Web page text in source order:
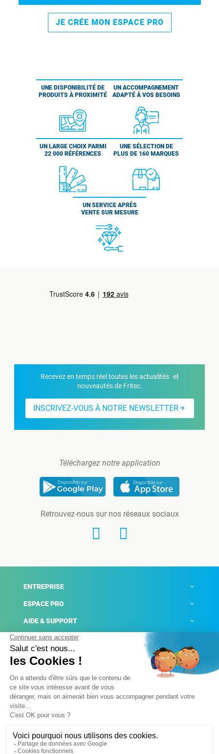
JE CRÉE MON ESPACE PRO
UNE DISPONIBILITÉ DE
PRODUITS À PROXIMITÉ
UN ACCOMPAGNEMENT
ADAPTÉ À VOS BESOINS
UN LARGE CHOIX PARMI
22 000 RÉFÉRENCES
UNE SÉLECTION DE
PLUS DE 160 MARQUES
UN SERVICE APRÈS
VENTE SUR MESURE
Recevez en temps réel toutes les actualités et
nouveautés de Fritec.
INSCRIVEZ-VOUS À NOTRE NEWSLETTER
Téléchargez notre application
Retrouvez-nous sur nos réseaux sociaux
ENTREPRISE
ESPACE PRO
AIDE & SUPPORT
ACTUALITÉS
Mentions légales
Conditions générales de ventes